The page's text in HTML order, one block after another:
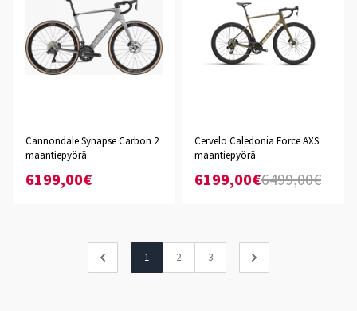
Cannondale Synapse Carbon 2
maantiepyörä
6199,00€
Cervelo Caledonia Force AXS
maantiepyörä
6199,00€6499,00€
1 2 3